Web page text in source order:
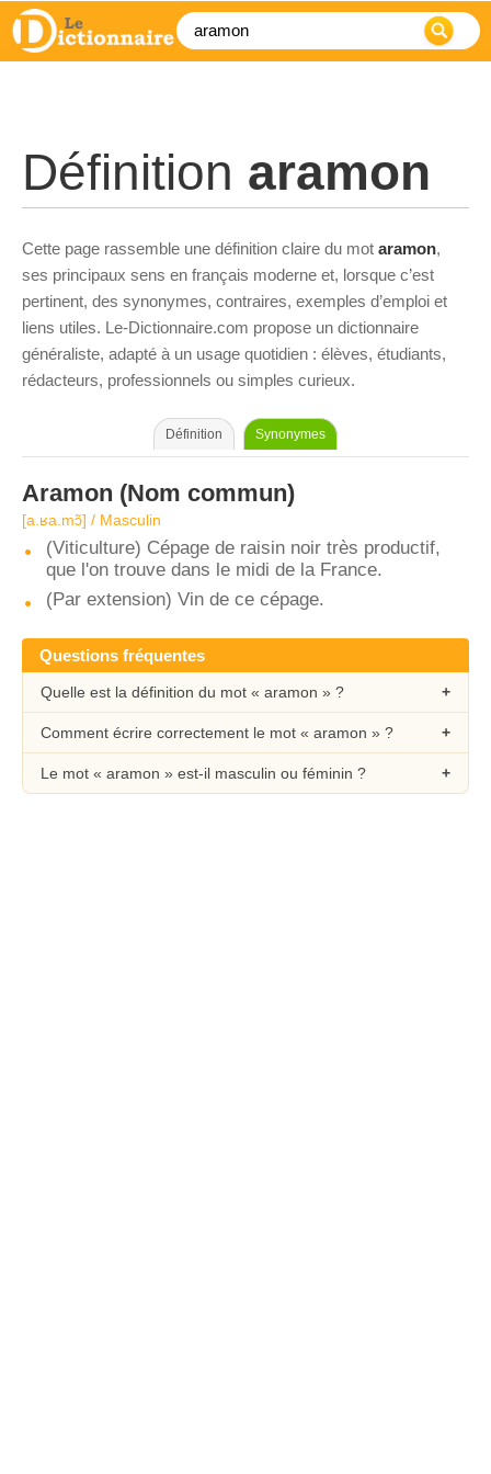
Définition aramon
Cette page rassemble une définition claire du mot aramon,
ses principaux sens en français moderne et, lorsque c’est
pertinent, des synonymes, contraires, exemples d’emploi et
liens utiles. Le-Dictionnaire.com propose un dictionnaire
généraliste, adapté à un usage quotidien : élèves, étudiants,
rédacteurs, professionnels ou simples curieux.
Définition Synonymes
Aramon (Nom commun)
[a.ʁa.mɔ̃] / Masculin
(Viticulture) Cépage de raisin noir très productif,
que l'on trouve dans le midi de la France.
(Par extension) Vin de ce cépage.
Questions fréquentes
Quelle est la définition du mot « aramon » ?
Comment écrire correctement le mot « aramon » ?
Le mot « aramon » est-il masculin ou féminin ?